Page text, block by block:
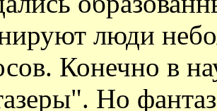
люди
Конечно в
Но